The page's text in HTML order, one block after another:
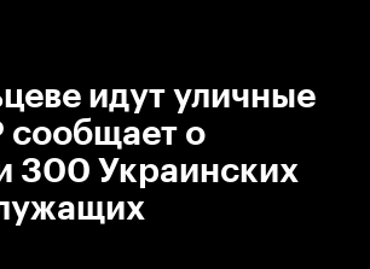
идут уличные
о
300 Украинских